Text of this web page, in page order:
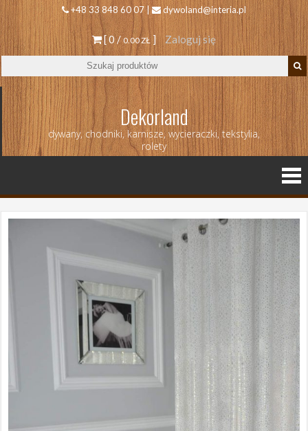
+48 33 848 60 07 | dywoland@interia.pl
[ 0 /0.00 ZŁ ] Zaloguj się
Dekorland
dywany, chodniki, karnisze, wycieraczki, tekstylia,
rolety